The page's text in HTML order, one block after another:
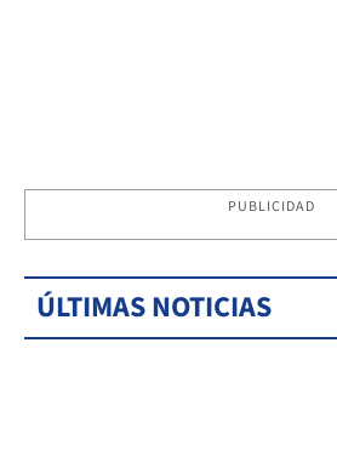
PUBLICIDAD
ÚLTIMAS NOTICIAS